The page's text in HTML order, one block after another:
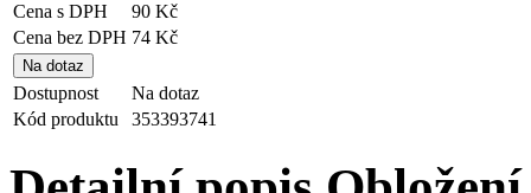
Cena s DPH
90 Kč
Cena bez DPH 74 Kč
Dostupnost
Na dotaz
Kód produktu
353393741